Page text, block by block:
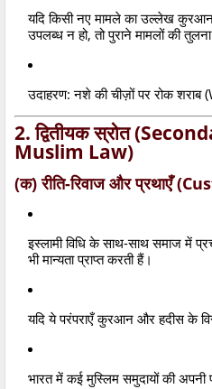
यदि किसी नए मामले का उल्लेख
उपलब्ध न हो, तो पुराने मामलों की
उदाहरण: नशे की चीज़ों पर रोक
2. द्वितीयक स्रोत
Muslim Law)
(क) रीति-रिवाज और प्रथाएँ
इस्लामी विधि के साथ-साथ समाज में
भी मान्यता प्राप्त करती हैं।
यदि ये परंपराएँ कुरआन और हदीस के
भारत में कई मुस्लिम समुदायों की